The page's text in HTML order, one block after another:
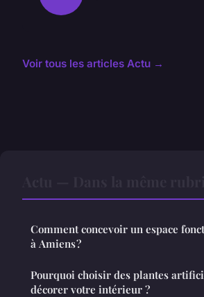
Voir tous les articles Actu →
Comment concevoir un espace
à Amiens ?
Pourquoi choisir des plantes
décorer votre intérieur ?